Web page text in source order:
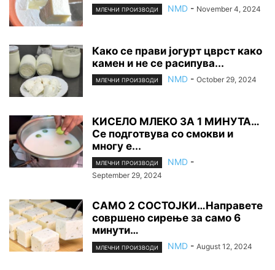
МЛЕЧНИ ПРОИЗВОДИ NMD - November 4, 2024
Како се прави јогурт цврст како
камен и не се расипува...
МЛЕЧНИ ПРОИЗВОДИ NMD - October 29, 2024
КИСЕЛО МЛЕКО ЗА 1 МИНУТА…
Се подготвува со смокви и
многу е...
МЛЕЧНИ ПРОИЗВОДИ NMD -
September 29, 2024
САМО 2 СОСТОЈКИ…Направете
совршено сирење за само 6
минути…
МЛЕЧНИ ПРОИЗВОДИ NMD - August 12, 2024